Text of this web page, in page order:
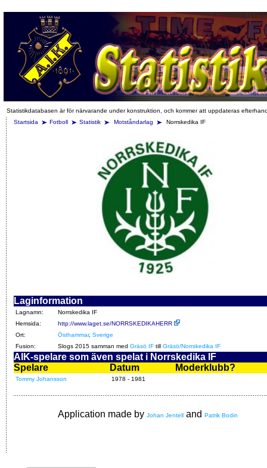
Statistikdatabasen är för närvarande under konstruktion, och kommer att uppdateras
Startsida
Fotboll Statistik Motståndarlag Norrskedika IF
Laginformation
Lagnamn:
Norrskedika IF
Hemsida:
http://www.laget.se/NORRSKEDIKAHERR
Ort:
Östhammar, Sverige
Fusion:
Slogs 2015 samman med Gräsö IF till Gräsö/Norrskedika IF
AIK-spelare som även spelat i Norrskedika IF
Spelare
Datum Moderklubb?
Tommy Johansson 1978 - 1981
Application made by Johan Jentell and Patrik Bodin